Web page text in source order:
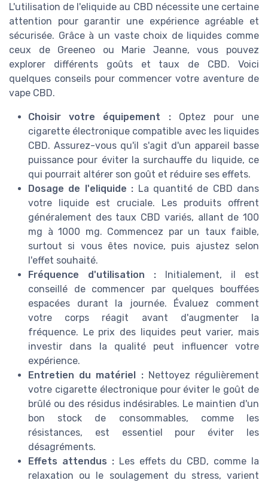
L'utilisation de l'eliquide au CBD nécessite une certaine
attention pour garantir une expérience agréable et
sécurisée. Grâce à un vaste choix de liquides comme
ceux de Greeneo ou Marie Jeanne, vous pouvez
explorer différents goûts et taux de CBD. Voici
quelques conseils pour commencer votre aventure de
vape CBD.
Choisir votre équipement :Optez pour une
cigarette électronique compatible avec les liquides
CBD. Assurez-vous qu'il s'agit d'un appareil basse
puissance pour éviter la surchauffe du liquide, ce
qui pourrait altérer son goût et réduire ses effets.
Dosage de l'eliquide : La quantité de CBD dans
votre liquide est cruciale. Les produits offrent
généralement des taux CBD variés, allant de 100
mg à 1000 mg. Commencez par un taux faible,
surtout si vous êtes novice, puis ajustez selon
l'effet souhaité.
Fréquence d'utilisation : Initialement, il est
conseillé de commencer par quelques bouffées
espacées durant la journée. Évaluez comment
votre corps réagit avant d'augmenter la
fréquence. Le prix des liquides peut varier, mais
investir dans la qualité peut influencer votre
expérience.
Entretien du matériel :Nettoyez régulièrement
votre cigarette électronique pour éviter le goût de
brûlé ou des résidus indésirables. Le maintien d'un
bon stock de consommables, comme les
résistances, est essentiel pour éviter les
désagréments.
Effets attendus :Les effets du CBD, comme la
relaxation ou le soulagement du stress, varient